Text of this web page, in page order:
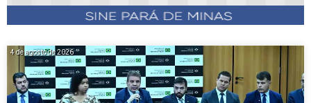
4 de agosto de 2026